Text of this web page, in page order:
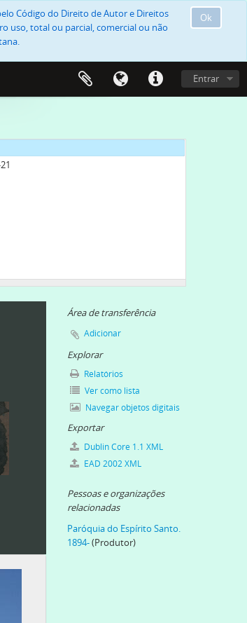
Ok
Código do Direito de Autor e Direitos
uso, total ou parcial, comercial ou não
Entrar
Área de transferência
Adicionar
Explorar
Relatórios
Ver como lista
Navegar objetos digitais
Exportar
Dublin Core 1.1 XML
EAD 2002 XML
Pessoas e organizações
relacionadas
Paróquia do Espírito Santo.
1894-(Produtor)